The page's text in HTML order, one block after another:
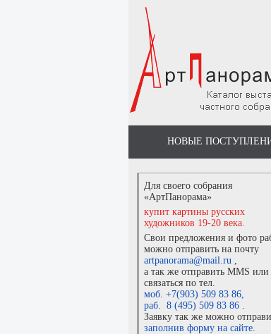
НОВЫЕ
Для своего собрания
«АртПанорама»
купит картины русских
художников 19-20 века.
Свои предложения и фото
можно отправить на почту
artpanorama@mail.ru ,
а так же отправить MMS или
связаться по тел.
моб. +7(903) 509 83 86,
раб. 8 (495) 509 83 86 .
Заявку так же можно
заполнив форму на сайте.